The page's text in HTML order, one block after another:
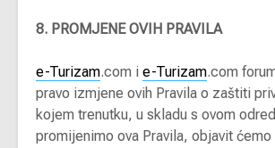
8. PROMJENE OVIH PRAVILA
e-Turizam.com i e-Turizam.com
pravo izmjene ovih Pravila o zaštiti
kojem trenutku, u skladu s ovom
promijenimo ova Pravila, objavit